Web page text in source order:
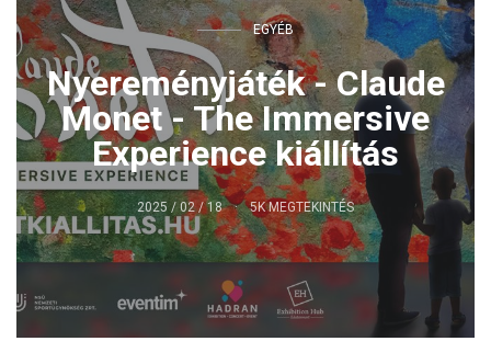
EGYÉB
Nyereményjáték - Claude
Monet - The Immersive
Experience kiállítás
2025 / 02 / 18 5K MEGTEKINTÉS